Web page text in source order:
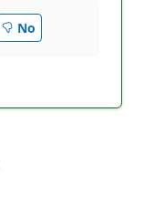
No